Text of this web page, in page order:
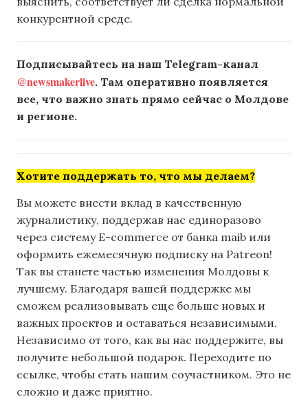
конкурентной среде.
Подписывайтесь на наш Telegram-канал
@newsmakerlive. Там оперативно появляется
все, что важно знать прямо сейчас о Молдове
и регионе.
Хотите поддержать то, что мы делаем?
Вы можете внести вклад в качественную
журналистику, поддержав нас единоразово
через систему E-commerce от банка maib или
оформить ежемесячную подписку на Patreon!
Так вы станете частью изменения Молдовы к
лучшему. Благодаря вашей поддержке мы
сможем реализовывать еще больше новых и
важных проектов и оставаться независимыми.
Независимо от того, как вы нас поддержите, вы
получите небольшой подарок. Переходите по
ссылке, чтобы стать нашим соучастником. Это не
сложно и даже приятно.